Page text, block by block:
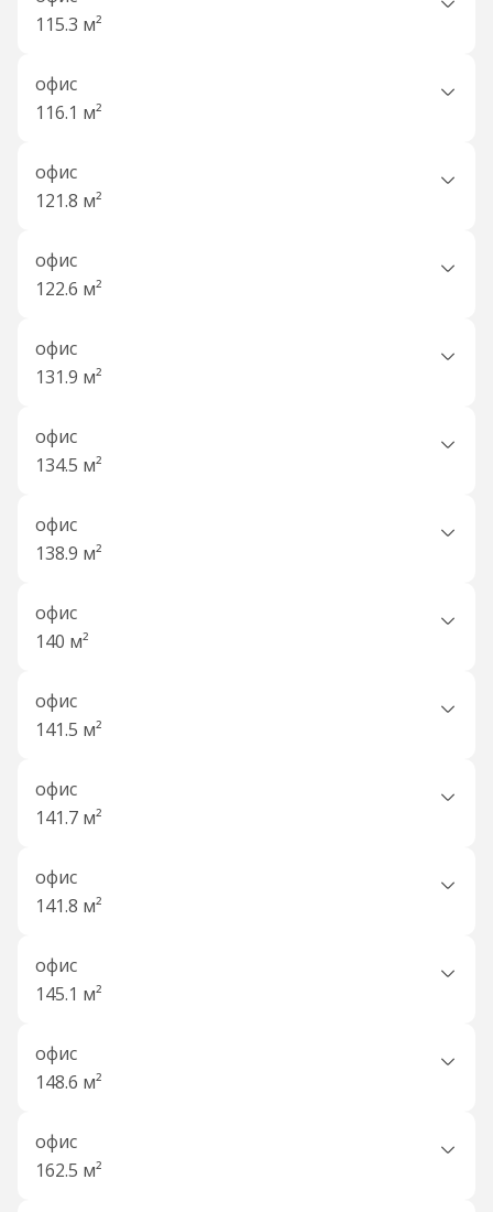
115.3 м²
офис
116.1 м²
офис
121.8 м²
офис
122.6 м²
офис
131.9 м²
офис
134.5 м²
офис
138.9 м²
офис
140 м²
офис
141.5 м²
офис
141.7 м²
офис
141.8 м²
офис
145.1 м²
офис
148.6 м²
офис
162.5 м²